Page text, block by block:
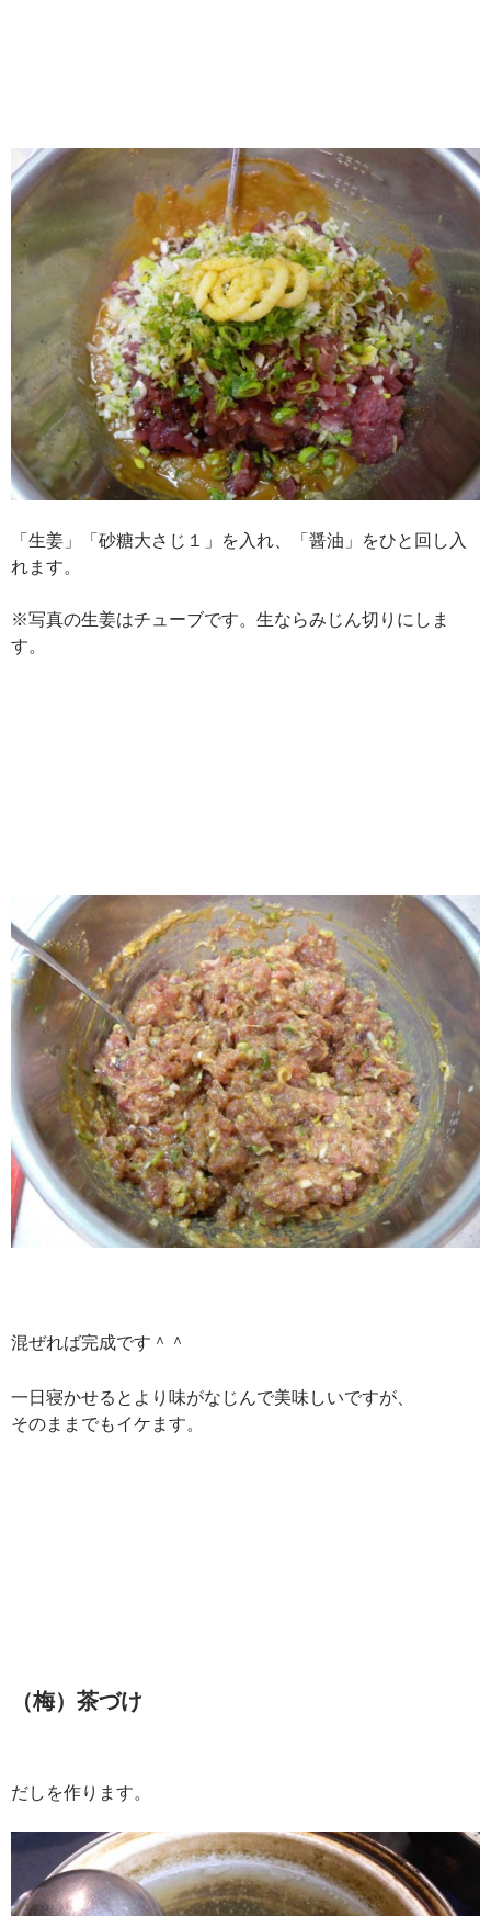
「生姜」「砂糖大さじ１」を入れ、「醤油」をひと回し入
れます。
※写真の生姜はチューブです。生ならみじん切りにしま
す。
混ぜれば完成です＾＾
一日寝かせるとより味がなじんで美味しいですが、
そのままでもイケます。
（梅）茶づけ
だしを作ります。